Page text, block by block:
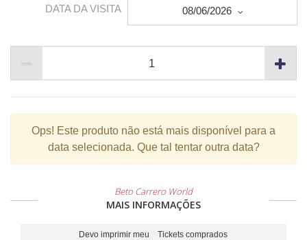
DATA DA VISITA 08/06/2026
Ops! Este produto não está mais disponível para a
data selecionada. Que tal tentar outra data?
Beto Carrero World
MAIS INFORMAÇÕES
Devo imprimir meu
Tickets comprados